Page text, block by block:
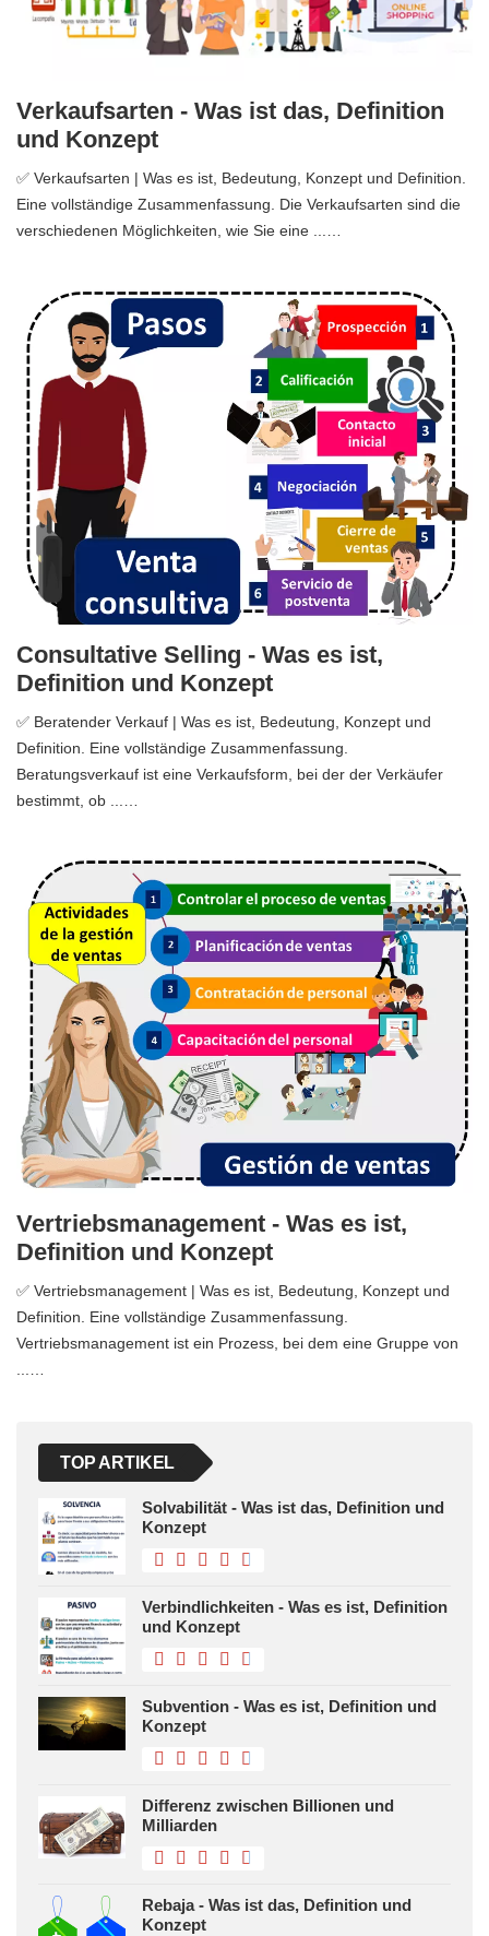
Verkaufsarten - Was ist das, Definition
und Konzept
✅ Verkaufsarten | Was es ist, Bedeutung, Konzept und Definition.
Eine vollständige Zusammenfassung. Die Verkaufsarten sind die
verschiedenen Möglichkeiten, wie Sie eine ...…
Consultative Selling - Was es ist,
Definition und Konzept
✅ Beratender Verkauf | Was es ist, Bedeutung, Konzept und
Definition. Eine vollständige Zusammenfassung.
Beratungsverkauf ist eine Verkaufsform, bei der der Verkäufer
bestimmt, ob ...…
Vertriebsmanagement - Was es ist,
Definition und Konzept
✅ Vertriebsmanagement | Was es ist, Bedeutung, Konzept und
Definition. Eine vollständige Zusammenfassung.
Vertriebsmanagement ist ein Prozess, bei dem eine Gruppe von
...…
TOP ARTIKEL
Solvabilität - Was ist das, Definition und
Konzept
Verbindlichkeiten - Was es ist, Definition
und Konzept
Subvention - Was es ist, Definition und
Konzept
Differenz zwischen Billionen und
Milliarden
Rebaja - Was ist das, Definition und
Konzept